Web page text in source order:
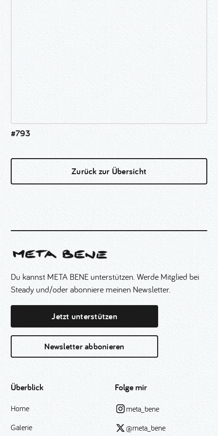
#793
Zurück zur Übersicht
Du kannst META BENE unterstützen. Werde Mitglied bei
Steady und/oder abonniere meinen Newsletter.
Jetzt unterstützen
Newsletter abbonieren
Überblick
Home
Galerie
Folge mir
meta_bene
@meta_bene